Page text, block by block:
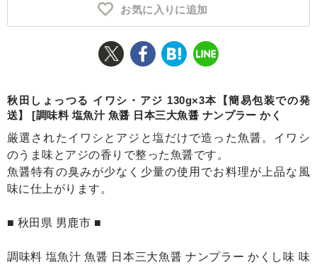
お気に入りに追加
秋田しょっつる イワシ・アジ 130g×3本【簡易包装での発
送】 [調味料 塩魚汁 魚醤 日本三大魚醤 ナンプラー かく
厳選されたイワシとアジと塩だけで造った魚醤。イワシ
のうま味とアジの香りで整った魚醤です。
魚醤特有の臭みが少なく少量の使用でお料理が上品な風
味に仕上がります。
■ 秋田県 男鹿市 ■
調味料 塩魚汁 魚醤 日本三大魚醤 ナンプラー かくし味 味